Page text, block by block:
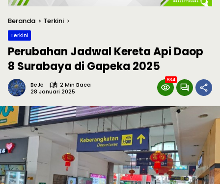
Beranda Terkini
Terkini
Perubahan Jadwal Kereta Api Daop
8 Surabaya di Gapeka 2025
BeJe
2 Min Baca
28 Januari 2025
634